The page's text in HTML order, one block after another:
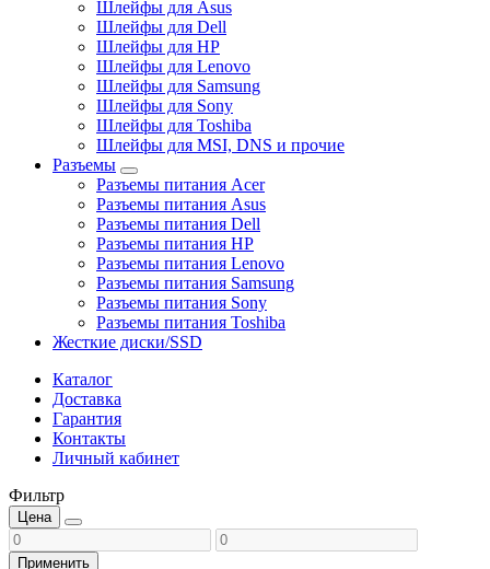
Шлейфы для Asus
Шлейфы для Dell
Шлейфы для HP
Шлейфы для Lenovo
Шлейфы для Samsung
Шлейфы для Sony
Шлейфы для Toshiba
Шлейфы для MSI, DNS и прочие
Разъемы
Разъемы питания Acer
Разъемы питания Asus
Разъемы питания Dell
Разъемы питания HP
Разъемы питания Lenovo
Разъемы питания Samsung
Разъемы питания Sony
Разъемы питания Toshiba
Жесткие диски/SSD
Каталог
Доставка
Гарантия
Контакты
Личный кабинет
Фильтр
Цена
Применить